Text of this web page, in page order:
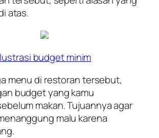
atas.
budget minim
menu di restoran tersebut,
budget yang kamu
makan. Tujuannya agar
malu karena